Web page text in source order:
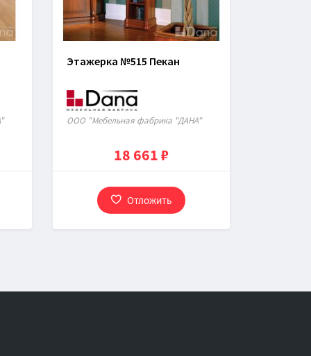
Этажерка №515 Пекан
ООО "Мебельная фабрика "ДАНА"
18 661 ₽
Отложить